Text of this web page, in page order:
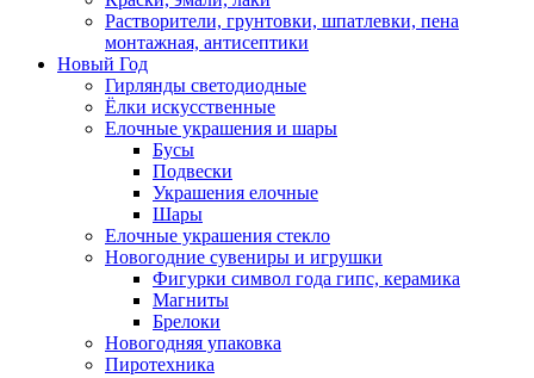
Растворители, грунтовки, шпатлевки, пена
монтажная, антисептики
Новый Год
Гирлянды светодиодные
Ёлки искусственные
Елочные украшения и шары
Бусы
Подвески
Украшения елочные
Шары
Елочные украшения стекло
Новогодние сувениры и игрушки
Фигурки символ года гипс, керамика
Магниты
Брелоки
Новогодняя упаковка
Пиротехника